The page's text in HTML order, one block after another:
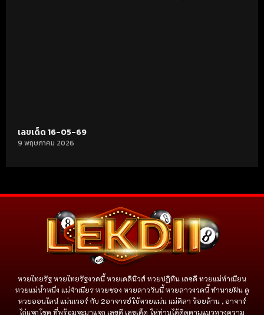
เลขเด็ด 16-05-69
9 พฤษภาคม 2026
หวยไทยรัฐ หวยไทยรัฐงวดนี้ หวยเดลินิวส์ หวยปฏิทิน เลขดี หวยแม่ทำเนียน
หวยแม่น้ำหนึ่ง แม่จําเนียร หวยซอง หวยลาววันนี้ หวยลาวงวดนี้ ทำนายฝัน ดู
หวยออนไลน์ แม่นเวอร์ กับ 2อาจารย์ใบ้หวยแม่น แม่ศิลา ร้อยล้าน , อาจาร์
ไก่แจกโชค ที่พร้อมจะมาแจก เลขดี เลขเด็ด ให่ท่านได้ติดตามแนวทางความ